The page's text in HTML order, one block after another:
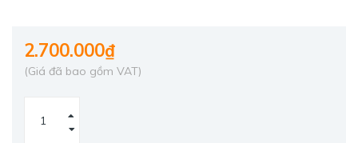
2.700.000₫
(Giá đã bao gồm VAT)